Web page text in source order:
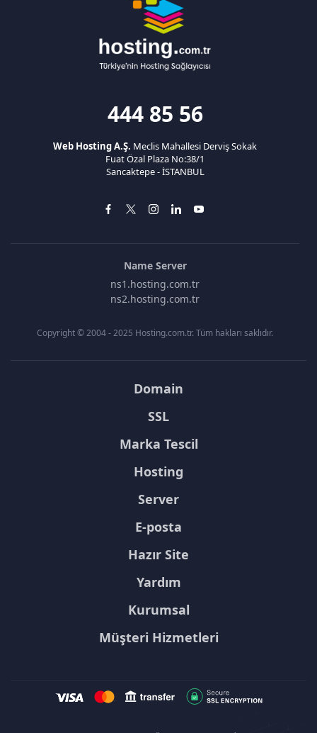
444 85 56
Web Hosting A.Ş. Meclis Mahallesi Derviş Sokak
Fuat Özal Plaza No:38/1
Sancaktepe - İSTANBUL
Name Server
ns1.hosting.com.tr
ns2.hosting.com.tr
Copyright © 2004 - 2025 Hosting.com.tr. Tüm hakları saklıdır.
Domain
SSL
Marka Tescil
Hosting
Server
E-posta
Hazır Site
Yardım
Kurumsal
Müşteri Hizmetleri